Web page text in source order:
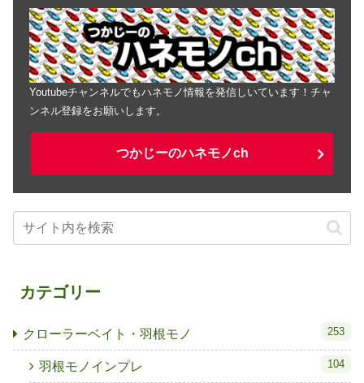
Youtubeチャンネルでもハネモノ情報を発信しいています！チャ
ンネル登録をお願いします。
つかじーのハネモノch
カテゴリー
クローラーベイト・羽根モノ 253
羽根モノインプレ 104